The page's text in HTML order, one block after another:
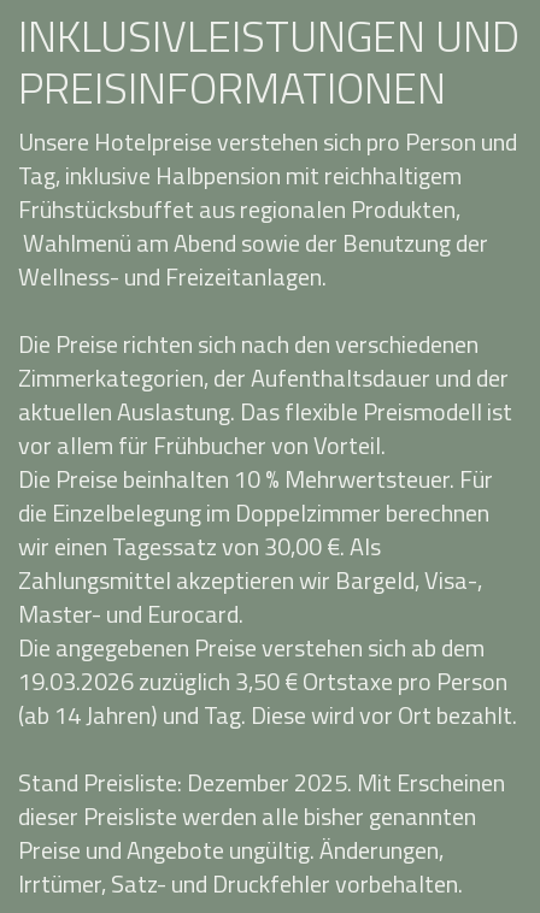
INKLUSIVLEISTUNGEN UND
PREISINFORMATIONEN
Unsere Hotelpreise verstehen sich pro Person und
Tag, inklusive Halbpension mit reichhaltigem
Frühstücksbuffet aus regionalen Produkten,
Wahlmenü am Abend sowie der Benutzung der
Wellness- und Freizeitanlagen.
Die Preise richten sich nach den verschiedenen
Zimmerkategorien, der Aufenthaltsdauer und der
aktuellen Auslastung. Das flexible Preismodell ist
vor allem für Frühbucher von Vorteil.
Die Preise beinhalten 10 % Mehrwertsteuer. Für
die Einzelbelegung im Doppelzimmer berechnen
wir einen Tagessatz von 30,00 €. Als
Zahlungsmittel akzeptieren wir Bargeld, Visa-,
Master- und Eurocard.
Die angegebenen Preise verstehen sich ab dem
19.03.2026 zuzüglich 3,50 € Ortstaxe pro Person
(ab 14 Jahren) und Tag. Diese wird vor Ort bezahlt.
Stand Preisliste: Dezember 2025. Mit Erscheinen
dieser Preisliste werden alle bisher genannten
Preise und Angebote ungültig. Änderungen,
Irrtümer, Satz- und Druckfehler vorbehalten.